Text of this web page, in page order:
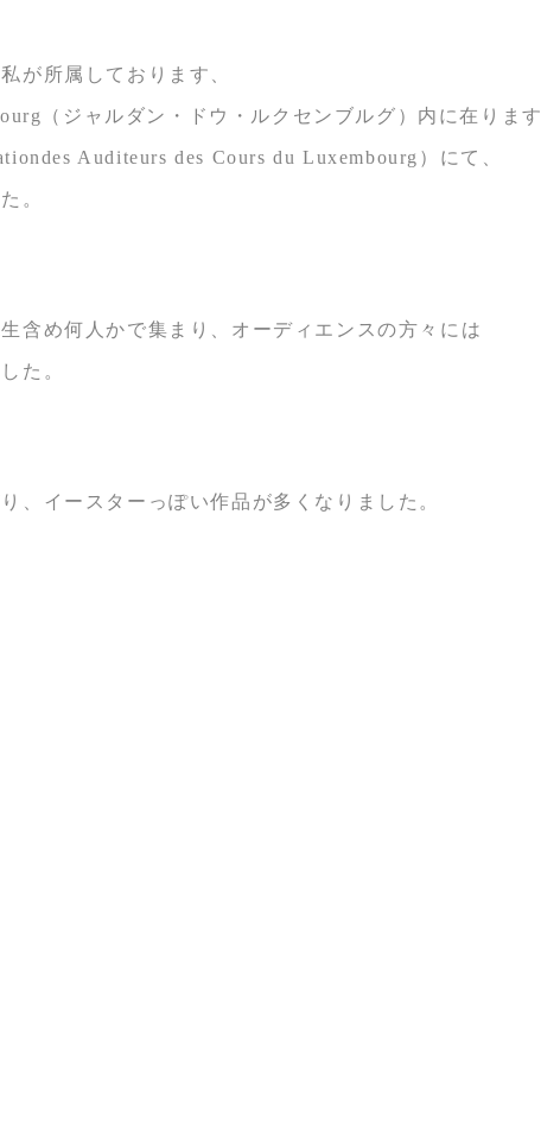
が所属しております、
（ジャルダン・ドウ・ルクセンブルグ）内に在ります
Auditeurs des Cours du Luxembourg）にて、
。
含め何人かで集まり、オーディエンスの方々には
た。
、イースターっぽい作品が多くなりました。